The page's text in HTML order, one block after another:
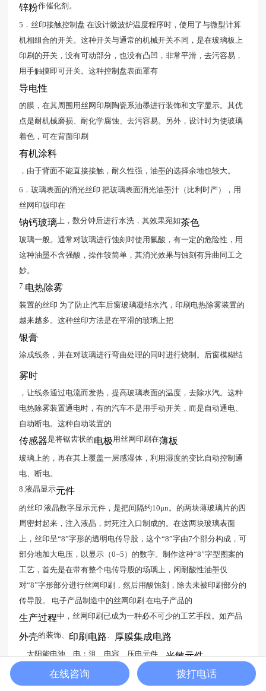
锌粉作催化剂。
5．丝印接触控制盘 在设计微波炉温度程序时，使用了与微型计算
机相组合的开关。这种开关与通常的机械开关不同，是在玻璃板上
印刷的开关，没有可动部分，也没有凸凹，非常平滑，去污容易，
用手触摸即可开关。这种控制盘表面罩有
导电性
的膜，在其周围用丝网印刷陶瓷系油墨进行装饰和文字显示。其优
点是耐机械磨损、耐化学腐蚀、去污容易。另外，设计时为使玻璃
着色，可在背面印刷
有机涂料
，由于背面不能直接接触，耐久性强，油墨的选择余地也较大。
6．玻璃表面的消光丝印 把玻璃表面消光油墨汁（比利时产），用
丝网印版印在
钠钙玻璃上，数分钟后进行水洗，其效果宛如茶色
玻璃一般。通常对玻璃进行蚀刻时使用氟酸，有一定的危险性，用
这种油墨不含强酸，操作较简单，其消光效果与蚀刻有异曲同工之
妙。
7. 电热除雾
装置的丝印 为了防止汽车后窗玻璃凝结水汽，印刷电热除雾装置的
越来越多。这种丝印方法是在平滑的玻璃上把
银膏
涂成线条，并在对玻璃进行弯曲处理的同时进行烧制。后窗模糊结
雾时
，让线条通过电流而发热，提高玻璃表面的温度，去除水汽。这种
电热除雾装置通电时，有的汽车不是用手动开关，而是自动通电、
自动断电。这种自动装置的
传感器是将锯齿状的电极用丝网印刷在薄板
玻璃上的，再在其上覆盖一层感湿体，利用湿度的变比自动控制通
电、断电。
8.液晶显示元件
的丝印 液晶数字显示元件，是把间隔约10μn。的两块薄玻璃片的四
周密封起来，注入液晶，封死注入口制成的。在这两块玻璃表面
上，丝印呈“8”字形的透明电传导股，这个“8”字由7个部分构成，可
部分地加大电压，以显示（0~5）的数字。制作这种“8”字型图案的
工艺，首先是在带有整个电传导股的场璃上，闲耐酸性油墨仅
对“8”字形部分进行丝网印刷，然后用酸蚀刻，除去未被印刷部分的
传导股。 电子产品制造中的丝网印刷 在电子产品的
生产过程中，丝网印刷已成为一种必不可少的工艺手段。如产品
外壳的装饰、 印刷电路 厚膜集成电路
、太阳能电池、电；沮、电容、压电元件、 光敏元件
、热敏元件、液晶显示元件等等，在生产过程中都不同程度的采用
了
服务
在线咨询 拨打电话